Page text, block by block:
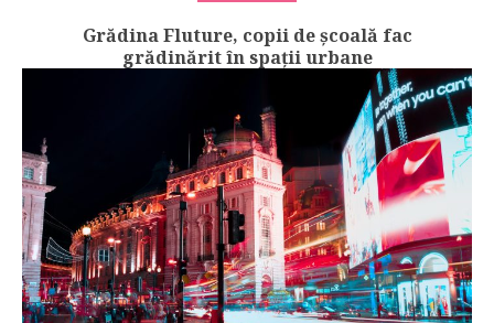
Grădina Fluture, copii de școală fac
grădinărit în spații urbane